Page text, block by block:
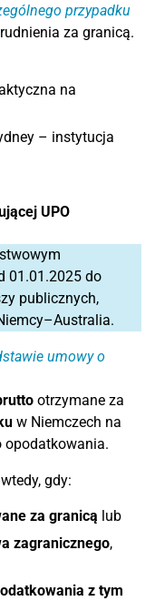
przypadku
za granicą.
na
– instytucja
UPO
01.01.2025 do
publicznych,
umowy o
otrzymane za
w Niemczech na
opodatkowania.
gdy:
za granicą lub
zagranicznego,
z tym